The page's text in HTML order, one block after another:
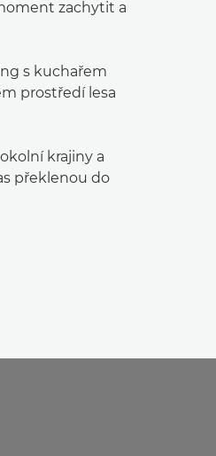
zachytit a
s kuchařem
prostředí lesa
krajiny a
překlenou do